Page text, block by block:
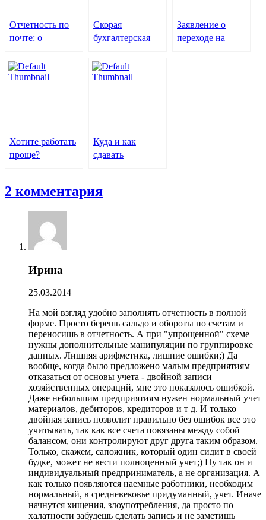
Отчетность по
почте: о
камнях в тихой
гавани Почта РФ
Скорая
бухгалтерская
Заявление о
переходе на
Хотите работать
проще?
Куда и как
сдавать
подразделению
2 комментария
Ирина
25.03.2014
На мой взгляд удобно заполнять отчетность в полной
форме. Просто берешь сальдо и обороты по счетам и
переносишь в отчетность. А при "упрощенной" схеме
нужны дополнительные манипуляции по группировке
данных. Лишняя арифметика, лишние ошибки;) Да
вообще, когда было предложено малым предприятиям
отказаться от основы учета - двойной записи
хозяйственных операций, мне это показалось ошибкой.
Даже небольшим предприятиям нужен нормальный учет
материалов, дебиторов, кредиторов и т д. И только
двойная запись позволит правильно без ошибок все это
учитывать, так как все счета повязаны между собой
балансом, они контролируют друг друга таким образом.
Только, скажем, сапожник, который один сидит в своей
будке, может не вести полноценный учет;) Ну так он и
индивидуальный предприниматель, а не организация. А
как только появляются наемные работники, необходим
нормальный, в средневековье придуманный, учет. Иначе
начнутся хищения, злоупотребления, да просто по
халатности забудешь сделать запись и не заметишь